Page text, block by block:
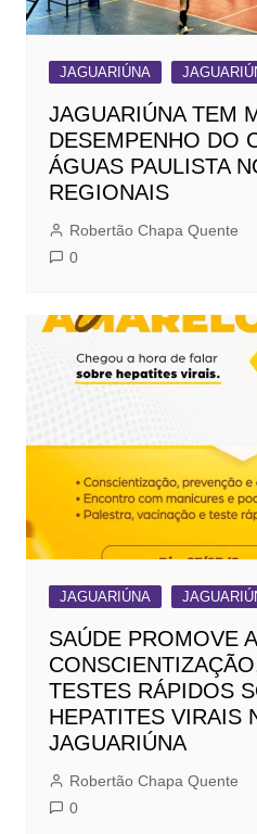
JAGUARIÚNA
JAGUARIÚNA TEM
DESEMPENHO DO
ÁGUAS PAULISTA
REGIONAIS
Robertão Chapa Quente
0
JAGUARIÚNA
SAÚDE PROMOVE
TESTES RÁPIDOS
HEPATITES VIRAIS
JAGUARIÚNA
Robertão Chapa Quente
0